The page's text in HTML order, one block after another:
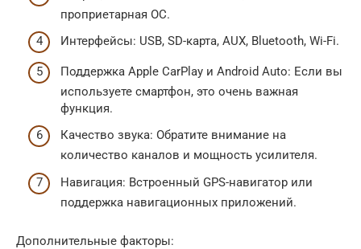
проприетарная ОС.
Интерфейсы: USB, SD-карта, AUX, Bluetooth, Wi-Fi.
Поддержка Apple CarPlay и Android Auto: Если вы
используете смартфон, это очень важная
функция.
Качество звука: Обратите внимание на
количество каналов и мощность усилителя.
Навигация: Встроенный GPS-навигатор или
поддержка навигационных приложений.
Дополнительные факторы: